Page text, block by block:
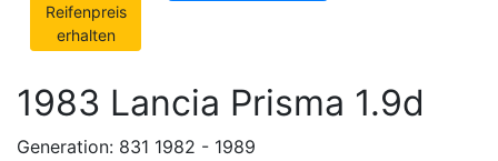
Reifenpreis
erhalten
1983 Lancia Prisma 1.9d
Generation: 831 1982 - 1989